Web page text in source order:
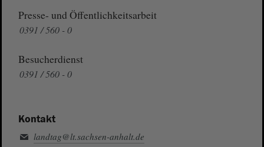
Presse- und Öffentlichkeitsarbeit
0391 / 560 - 0
Besucherdienst
0391 / 560 - 0
Kontakt
landtag@lt.sachsen-anhalt.de